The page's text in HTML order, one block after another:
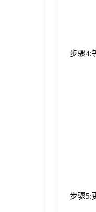
步骤4:
步骤5: